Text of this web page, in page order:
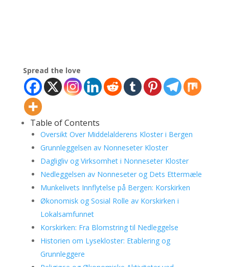
Spread the love
Table of Contents
Oversikt Over Middelalderens Kloster i Bergen
Grunnleggelsen av Nonneseter Kloster
Dagligliv og Virksomhet i Nonneseter Kloster
Nedleggelsen av Nonneseter og Dets Ettermæle
Munkelivets Innflytelse på Bergen: Korskirken
Økonomisk og Sosial Rolle av Korskirken i
Lokalsamfunnet
Korskirken: Fra Blomstring til Nedleggelse
Historien om Lysekloster: Etablering og
Grunnleggere